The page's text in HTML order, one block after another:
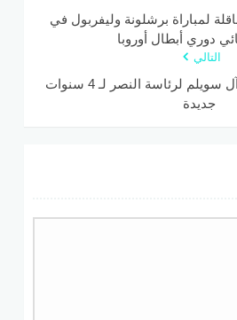
لمباراة برشلونة وليفربول في
دوري أبطال أوروبا
التالي
توقعات بتزكية سعود آل سويلم لرئاسة النصر لـ 4 سنوات
جديدة